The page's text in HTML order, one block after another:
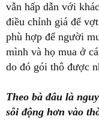
vẫn hấp dẫn với
điều chỉnh giá để
phù hợp để người
mình và họ mua ở
do đó gói thô được
Theo bà đâu là
sôi động hơn vào